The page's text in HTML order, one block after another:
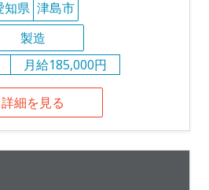
知県 津島市
製造
月給185,000円
詳細を見る